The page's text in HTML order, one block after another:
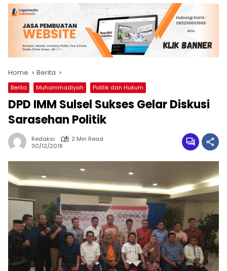
Home Berita
Berita Muhammadiyah Politik dan Hukum
DPD IMM Sulsel Sukses Gelar Diskusi
Sarasehan Politik
Redaksi
2 Min Read
30/12/2018